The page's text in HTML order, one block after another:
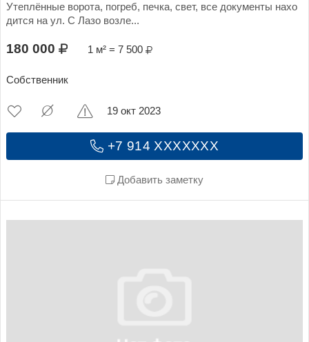
Утеплённые ворота, погреб, печка, свет, все документы нахо
дится на ул. С Лазо возле...
180 000 1 м² = 7 500
Собственник
+7 914 XXXXXXX
Добавить заметку
19 окт 2023